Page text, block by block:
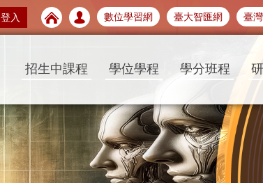
數位學習網 臺大智匯網 臺
登入
招生中課程 學位學程 學分班程